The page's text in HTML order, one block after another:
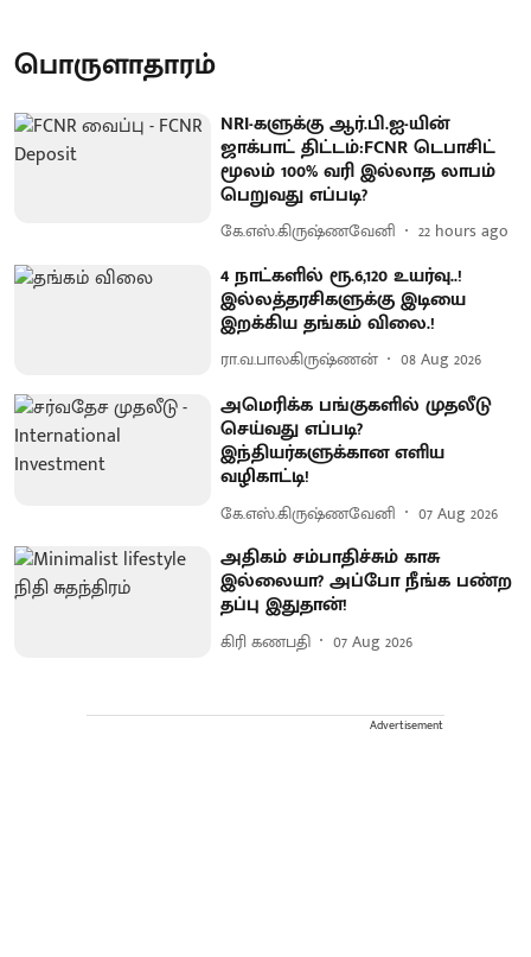
பொருளாதாரம்
NRI-களுக்கு ஆர்.பி.ஐ-யின்
ஜாக்பாட் திட்டம்:FCNR டெபாசிட்
மூலம் 100% வரி இல்லாத லாபம்
பெறுவது எப்படி?
கே.எஸ்.கிருஷ்ணவேனி 22 hours ago
4 நாட்களில் ரூ.6,120 உயர்வு..!
இல்லத்தரசிகளுக்கு இடியை
இறக்கிய தங்கம் விலை.!
ரா.வ.பாலகிருஷ்ணன் 08 Aug 2026
அமெரிக்க பங்குகளில் முதலீடு
செய்வது எப்படி?
இந்தியர்களுக்கான எளிய
வழிகாட்டி!
கே.எஸ்.கிருஷ்ணவேனி 07 Aug 2026
அதிகம் சம்பாதிச்சும் காசு
இல்லையா? அப்போ நீங்க பண்ற
தப்பு இதுதான்!
கிரி கணபதி 07 Aug 2026
Advertisement